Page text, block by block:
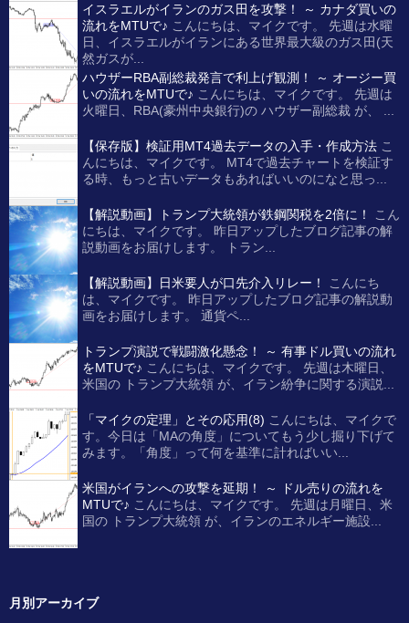
イスラエルがイランのガス田を攻撃！ ～ カナダ買いの
流れをMTUで♪ こんにちは、マイクです。 先週は水曜
日、イスラエルがイランにある世界最大級のガス田(天
然ガスが...
ハウザーRBA副総裁発言で利上げ観測！ ～ オージー買
いの流れをMTUで♪ こんにちは、マイクです。 先週は
火曜日、RBA(豪州中央銀行)の ハウザー副総裁 が、 ...
【保存版】検証用MT4過去データの入手・作成方法 こ
んにちは、マイクです。 MT4で過去チャートを検証す
る時、もっと古いデータもあればいいのになと思っ...
【解説動画】トランプ大統領が鉄鋼関税を2倍に！
こん
にちは、マイクです。 昨日アップしたブログ記事の解
説動画をお届けします。 トラン...
【解説動画】日米要人が口先介入リレー！
こんにち
は、マイクです。 昨日アップしたブログ記事の解説動
画をお届けします。 通貨ペ...
トランプ演説で戦闘激化懸念！ ～ 有事ドル買いの流れ
をMTUで♪ こんにちは、マイクです。 先週は木曜日、
米国の トランプ大統領 が、イラン紛争に関する演説...
「マイクの定理」とその応用(8) こんにちは、マイクで
す。今日は「MAの角度」についてもう少し掘り下げて
みます。「角度」って何を基準に計ればいい...
米国がイランへの攻撃を延期！ ～ ドル売りの流れを
MTUで♪ こんにちは、マイクです。 先週は月曜日、米
国の トランプ大統領 が、イランのエネルギー施設...
月別アーカイブ